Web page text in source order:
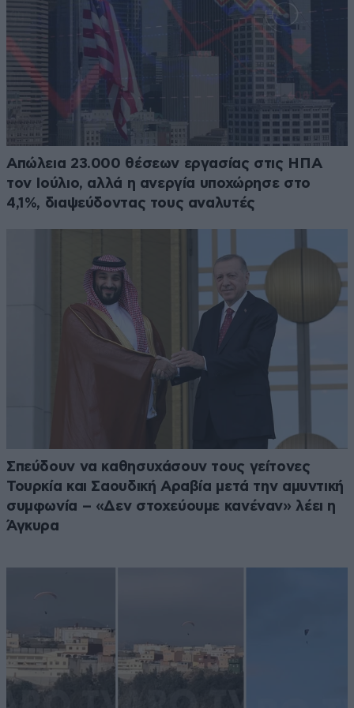
Απώλεια 23.000 θέσεων εργασίας στις ΗΠΑ
τον Ιούλιο, αλλά η ανεργία υποχώρησε στο
4,1%, διαψεύδοντας τους αναλυτές
Σπεύδουν να καθησυχάσουν τους γείτονες
Τουρκία και Σαουδική Αραβία μετά την αμυντική
συμφωνία – «Δεν στοχεύουμε κανέναν» λέει η
Άγκυρα